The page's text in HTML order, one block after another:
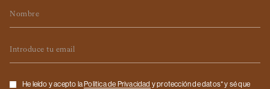
Checkbox
He leído y acepto la Politica de Privacidad y protección de datos* y sé que